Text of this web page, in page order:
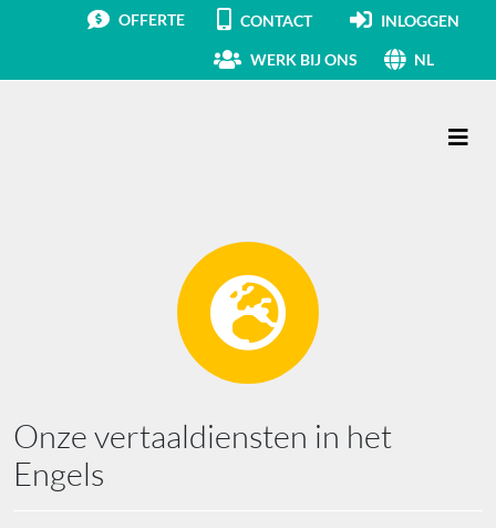
OFFERTE CONTACT INLOGGEN
WERK BIJ ONS NL
Onze vertaaldiensten in het
Engels